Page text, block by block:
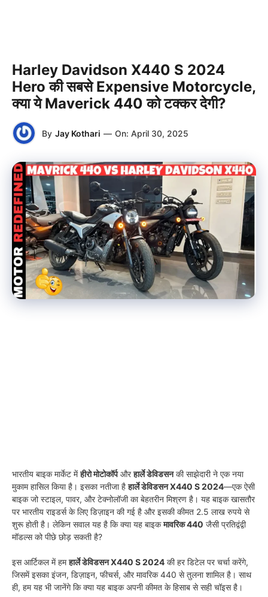
Harley Davidson X440 S 2024
Hero की सबसे Expensive Motorcycle,
क्या ये Maverick 440 को टक्कर देगी?
By Jay Kothari — On: April 30, 2025
भारतीय बाइक मार्केट मेंहीरो मोटोकॉर्पऔरहार्ले डेविडसनकी साझेदारी ने एक नया
मुकाम हासिल किया है। इसका नतीजा हैहार्ले डेविडसन X440 S 2024—एक ऐसी
बाइक जो स्टाइल, पावर, और टेक्नोलॉजी का बेहतरीन मिश्रण है। यह बाइक खासतौर
पर भारतीय राइडर्स के लिए डिज़ाइन की गई है और इसकी कीमत 2.5 लाख रुपये से
शुरू होती है। लेकिन सवाल यह है कि क्या यह बाइकमावरिक 440 जैसी प्रतिद्वंद्वी
मॉडल्स को पीछे छोड़ सकती है?
इस आर्टिकल में हमहार्ले डेविडसन X440 S 2024 की हर डिटेल पर चर्चा करेंगे,
जिसमें इसका इंजन, डिज़ाइन, फीचर्स, और मावरिक 440 से तुलना शामिल है। साथ
ही, हम यह भी जानेंगे कि क्या यह बाइक अपनी कीमत के हिसाब से सही चॉइस है।